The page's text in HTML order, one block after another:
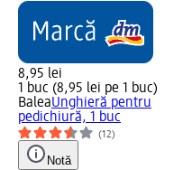
8,95 lei
1 buc (8,95 lei pe 1 buc)
BaleaUnghieră pentru
pedichiură, 1 buc
(12)
Notă